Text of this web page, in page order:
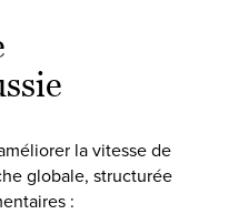
la vitesse de
globale, structurée
: